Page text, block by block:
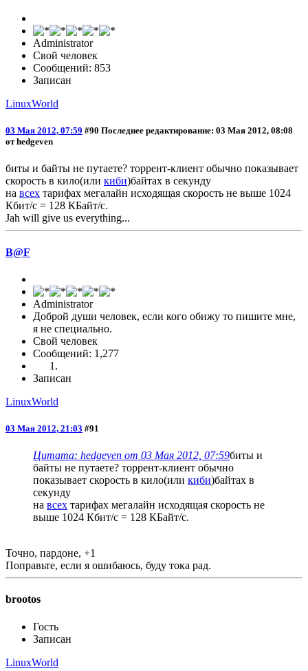
Administrator
Свой человек
Сообщений: 853
Записан
LinuxWorld
03 Мая 2012, 07:59 #90 Последнее редактирование: 03 Мая 2012, 08:08
от hedgeven
биты и байты не путаете? торрент-клиент обычно показывает
скорость в кило(или киби)байтах в секунду
на всех тарифах мегалайн исходящая скорость не выше 1024
Кбит/с = 128 КБайт/с.
Jah will give us everything...
B@F
Administrator
Доброй души человек, если кого обижу то пишите мне,
я не специально.
Свой человек
Сообщений: 1,277
Записан
LinuxWorld
03 Мая 2012, 21:03 #91
Цитата: hedgeven от 03 Мая 2012, 07:59биты и
байты не путаете? торрент-клиент обычно
показывает скорость в кило(или киби)байтах в
секунду
на всех тарифах мегалайн исходящая скорость не
выше 1024 Кбит/с = 128 КБайт/с.
Точно, пардоне, +1
Поправьте, если я ошибаюсь, буду тока рад.
brootos
Гость
Записан
LinuxWorld